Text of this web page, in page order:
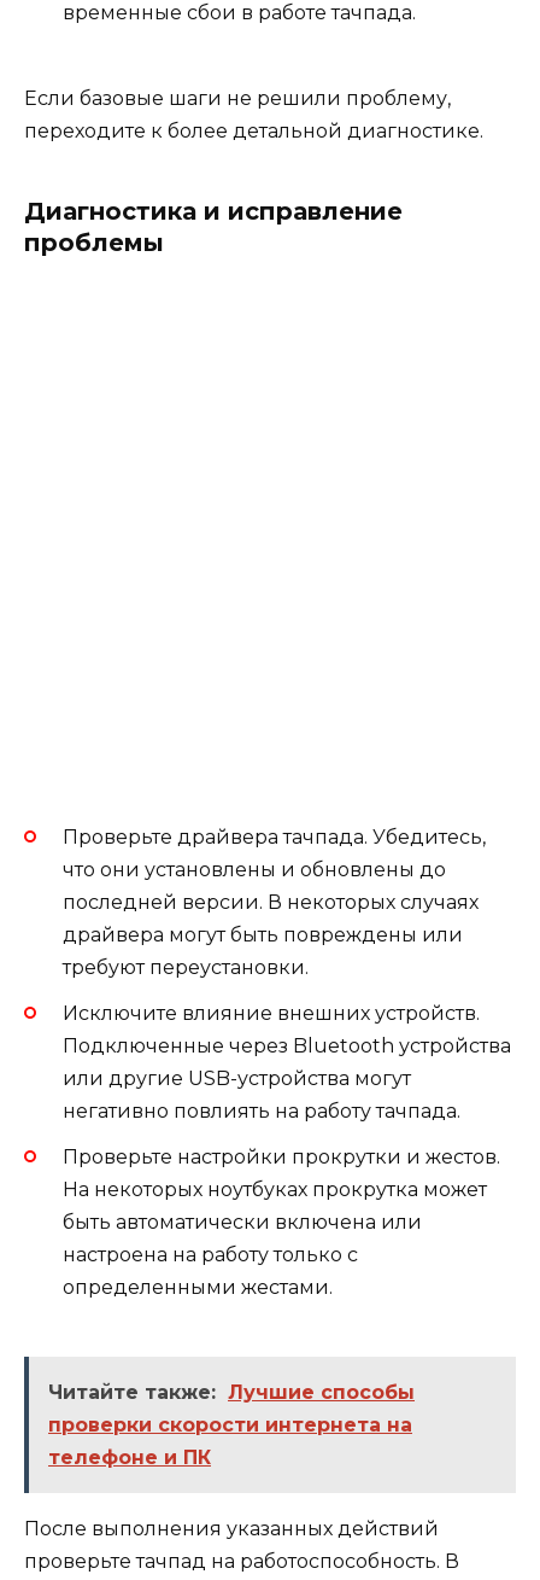
временные сбои в работе тачпада.
Если базовые шаги не решили проблему,
переходите к более детальной диагностике.
Диагностика и исправление
проблемы
Проверьте драйвера тачпада. Убедитесь,
что они установлены и обновлены до
последней версии. В некоторых случаях
драйвера могут быть повреждены или
требуют переустановки.
Исключите влияние внешних устройств.
Подключенные через Bluetooth устройства
или другие USB-устройства могут
негативно повлиять на работу тачпада.
Проверьте настройки прокрутки и жестов.
На некоторых ноутбуках прокрутка может
быть автоматически включена или
настроена на работу только с
определенными жестами.
Читайте также: Лучшие способы
проверки скорости интернета на
телефоне и ПК
После выполнения указанных действий
проверьте тачпад на работоспособность. В